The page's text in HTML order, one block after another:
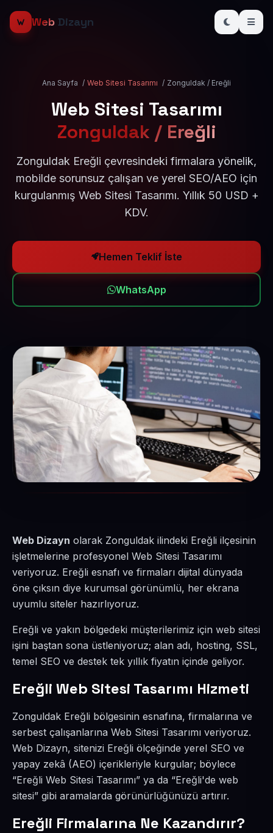
Web Dizayn
Ana Sayfa / Web Sitesi Tasarımı / Zonguldak / Ereğli
Web Sitesi Tasarımı
Zonguldak / Ereğli
Zonguldak Ereğli çevresindeki firmalara yönelik,
mobilde sorunsuz çalışan ve yerel SEO/AEO için
kurgulanmış Web Sitesi Tasarımı. Yıllık 50 USD +
KDV.
Hemen Teklif İste
WhatsApp
Web Dizayn olarak Zonguldak ilindeki Ereğli ilçesinin
işletmelerine profesyonel Web Sitesi Tasarımı
veriyoruz. Ereğli esnafı ve firmaları dijital dünyada
öne çıksın diye kurumsal görünümlü, her ekrana
uyumlu siteler hazırlıyoruz.
Ereğli ve yakın bölgedeki müşterilerimiz için web sitesi
işini baştan sona üstleniyoruz; alan adı, hosting, SSL,
temel SEO ve destek tek yıllık fiyatın içinde geliyor.
Ereğli Web Sitesi Tasarımı Hizmeti
Zonguldak Ereğli bölgesinin esnafına, firmalarına ve
serbest çalışanlarına Web Sitesi Tasarımı veriyoruz.
Web Dizayn, sitenizi Ereğli ölçeğinde yerel SEO ve
yapay zekâ (AEO) içerikleriyle kurgular; böylece
“Ereğli Web Sitesi Tasarımı” ya da “Ereğli'de web
sitesi” gibi aramalarda görünürlüğünüzü artırır.
Ereğli Firmalarına Ne Kazandırır?